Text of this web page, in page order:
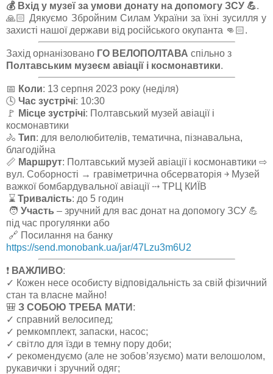
💰 Вхід у музеї за умови донату на допомогу ЗСУ 💪.
🙏🏻 Дякуємо Збройним Силам України за їхні зусилля у
захисті нашої держави від російського окупанта 👊🏻.
Захід орнанізовано ГО ВЕЛОПОЛТАВА спільно з
Полтавським музеєм авіації і космонавтики.
📅 Коли: 13 серпня 2023 року (неділя)
🕓 Час зустрічі: 10:30
🚩 Місце зустрічі: Полтавський музей авіації і
космонавтики
🚴 Тип: для велолюбителів, тематична, пізнавальна,
благодійна
📏 Маршрут: Полтавський музей авіації і космонавтики ⇨
вул. Соборності → гравіметрична обсерваторія ￫ Музей
важкої бомбардувальної авіації ⤏ ТРЦ КИЇВ
⌛ Тривалість: до 5 годин
🧑 Участь – зручний для вас донат на допомогу ЗСУ 💪
під час прогулянки або
🔗 Посилання на банку
https://send.monobank.ua/jar/47Lzu3m6U2
❗️ ВАЖЛИВО:
✓ Кожен несе особисту відповідальність за свій фізичний
стан та власне майно!
🎒 З СОБОЮ ТРЕБА МАТИ :
✓ справний велосипед;
✓ ремкомплект, запаски, насос;
✓ світло для їзди в темну пору доби;
✓ рекомендуємо (але не зобов’язуємо) мати велошолом,
рукавички і зручний одяг;